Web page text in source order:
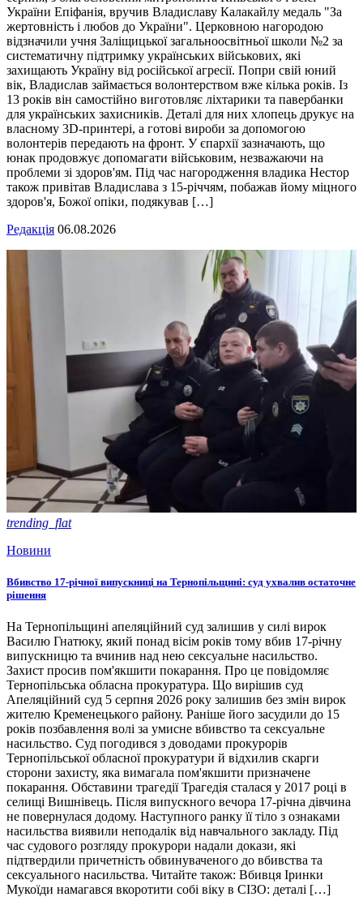
України Епіфанія, вручив Владиславу Калакайлу медаль "За
жертовність і любов до України". Церковною нагородою
відзначили учня Заліщицької загальноосвітньої школи №2 за
систематичну підтримку українських військових, які
захищають Україну від російської агресії. Попри свій юний
вік, Владислав займається волонтерством вже кілька років. Із
13 років він самостійно виготовляє ліхтарики та павербанки
для українських захисників. Деталі для них хлопець друкує на
власному 3D-принтері, а готові вироби за допомогою
волонтерів передають на фронт. У єпархії зазначають, що
юнак продовжує допомагати військовим, незважаючи на
проблеми зі здоров'ям. Під час нагородження владика Нестор
також привітав Владислава з 15-річчям, побажав йому міцного
здоров'я, Божої опіки, подякував […]
Редакція 06.08.2026
trending_flat
Новини
Вбивство 17-річної випускниці на Тернопільщині: суд ухвалив остаточне
рішення
На Тернопільщині апеляційний суд залишив у силі вирок
Василю Гнатюку, який понад вісім років тому вбив 17-річну
випускницю та вчинив над нею сексуальне насильство.
Захист просив пом'якшити покарання. Про це повідомляє
Тернопільська обласна прокуратура. Що вирішив суд
Апеляційний суд 5 серпня 2026 року залишив без змін вирок
жителю Кременецького району. Раніше його засудили до 15
років позбавлення волі за умисне вбивство та сексуальне
насильство. Суд погодився з доводами прокурорів
Тернопільської обласної прокуратури й відхилив скарги
сторони захисту, яка вимагала пом'якшити призначене
покарання. Обставини трагедії Трагедія сталася у 2017 році в
селищі Вишнівець. Після випускного вечора 17-річна дівчина
не повернулася додому. Наступного ранку її тіло з ознаками
насильства виявили неподалік від навчального закладу. Під
час судового розгляду прокурори надали докази, які
підтвердили причетність обвинуваченого до вбивства та
сексуального насильства. Читайте також: Вбивця Іринки
Мукоїди намагався вкоротити собі віку в СІЗО: деталі […]